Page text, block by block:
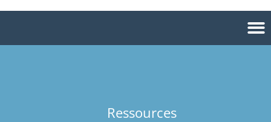
Ressources